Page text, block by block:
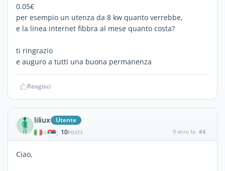
0.05€
per esempio un utenza da 8 kw quanto verrebbe,
e la linea internet fibbra al mese quanto costa?
ti ringrazio
e auguro a tutti una buona permanenza
Reagisci
liliux Utente
| 10POSTS 9 anni fa #4
Ciao,